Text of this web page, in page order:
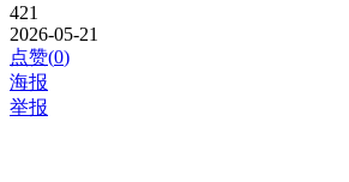
421
2026-05-21
点赞(0)
海报
举报